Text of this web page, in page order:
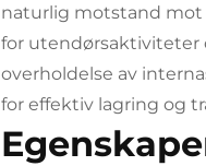
naturlig motstand mot
for utendørsaktiviteter
overholdelse av
for effektiv lagring og